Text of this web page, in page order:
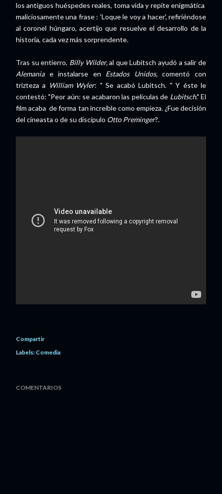
los antiguos huéspedes reales, toma vida y repite enigmática
maliciosamente una frase : 'Loque le voy a hacer', refiriéndose
al coronel húngaro, acertijo que resuelve el desarrollo de la
historia, cada vez más sorprendente.
Tras su entierro, Billy Wilder,al que Lubitsch ayudó a salir de
Alemaniae instalarse en Estados Unidos,comentó con
trizteza a William Wyler: " Se acabó Lubitsch. " Y éste le
contestó: "Peor aún: se acabaron las películas de Lubitsch." El
film acaba de forma tan increíble como empieza. ¿Fue decisión
del cineasta o de su discípulo Otto Preminger?.
Compartir
Labels: Comedia
COMENTARIOS